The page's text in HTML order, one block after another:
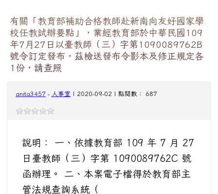
有關「教育部補助合格教師赴新南向友好國家學
校任教試辦要點」，業經教育部於中華民國109
年7月27日以臺教師（三）字第1090089762B
號令訂定發布，茲檢送發布令影本及修正規定各
1份，請查照
anita3457 - 人事室 | 2020-09-02 | 點閱數： 687
說明： 一、依據教育部 109 年 7 月 27
日臺教師（三）字第 1090089762C 號
函辦理。 二、本案電子檔得於教育部主
管法規查詢系統（